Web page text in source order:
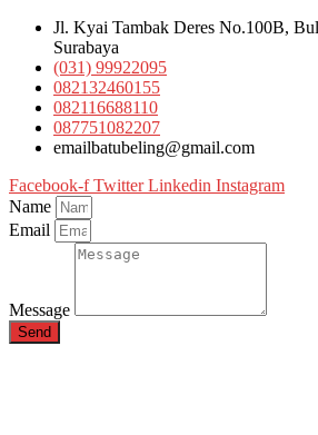
Jl. Kyai Tambak Deres No.100B,
Surabaya
(031) 99922095
082132460155
082116688110
087751082207
emailbatubeling@gmail.com
Facebook-f Twitter Linkedin Instagram
Name
Email
Message
Send